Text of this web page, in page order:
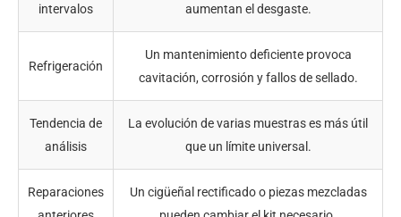
intervalos
aumentan el desgaste.
Refrigeración
Un mantenimiento deficiente provoca
cavitación, corrosión y fallos de sellado.
Tendencia de
análisis
La evolución de varias muestras es más útil
que un límite universal.
Reparaciones
Un cigüeñal rectificado o piezas mezcladas